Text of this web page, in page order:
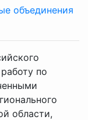
объединения
по
области,